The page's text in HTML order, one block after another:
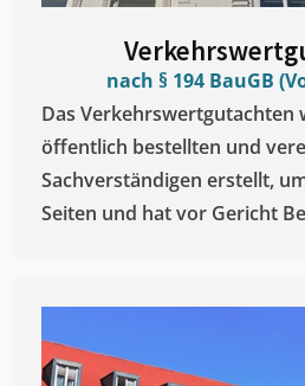
nach § 194 BauGB
Das Verkehrswertgutachten
öffentlich bestellten und
Sachverständigen erstellt,
Seiten und hat vor Gericht